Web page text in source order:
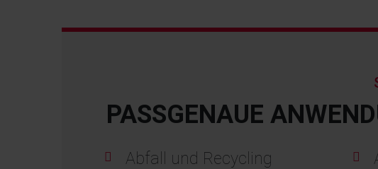
PASSGENAUE
Abfall und Recycling